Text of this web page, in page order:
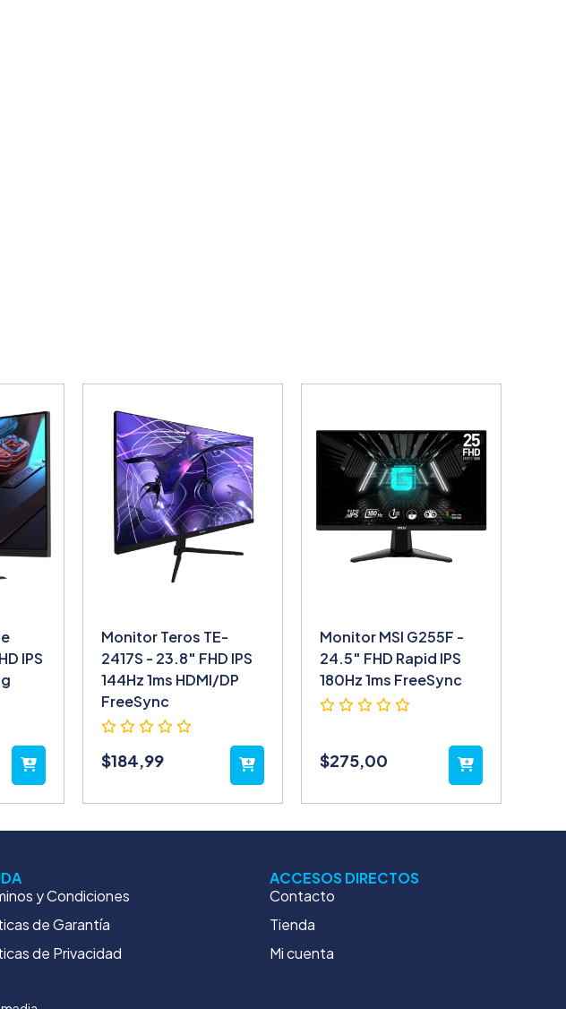
IPS
Monitor Teros TE-
2417S - 23.8″ FHD IPS
144Hz 1ms HDMI/DP
FreeSync
$184,99
Monitor MSI G255F -
24.5″ FHD Rapid IPS
180Hz 1ms FreeSync
$275,00
y Condiciones
de Garantía
de Privacidad
ACCESOS DIRECTOS
Contacto
Tienda
Mi cuenta